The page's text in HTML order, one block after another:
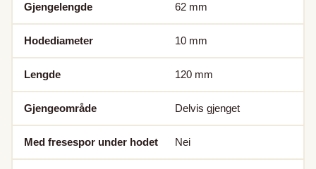
Gjengelengde 62 mm
Hodediameter 10 mm
Lengde 120 mm
Gjengeområde Delvis gjenget
Med fresespor under hodet Nei